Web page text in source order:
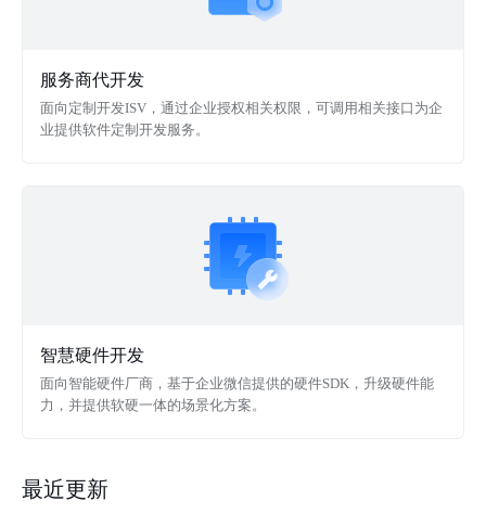
服务商代开发
面向定制开发ISV，通过企业授权相关权限，可调用相关接口为企
业提供软件定制开发服务。
智慧硬件开发
面向智能硬件厂商，基于企业微信提供的硬件SDK，升级硬件能
力，并提供软硬一体的场景化方案。
最近更新